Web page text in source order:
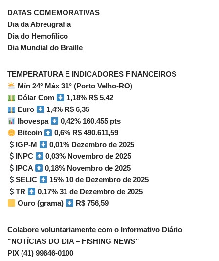
DATAS COMEMORATIVAS
Dia da Abreugrafia
Dia do Hemofílico
Dia Mundial do Braille
TEMPERATURA E INDICADORES FINANCEIROS
Mín 24° Máx 31° (Porto Velho-RO)
Dólar Com
1,18% R$ 5,42
Euro
1,4% R$ 6,35
Ibovespa
0,42% 160.455 pts
Bitcoin
0,6% R$ 490.611,59
IGP-M
0,01% Dezembro de 2025
INPC
0,03% Novembro de 2025
IPCA
0,18% Novembro de 2025
SELIC
15% 10 de Dezembro de 2025
TR
0,17% 31 de Dezembro de 2025
Ouro (grama)
R$ 756,59
Colabore voluntariamente com o Informativo Diário
“NOTÍCIAS DO DIA – FISHING NEWS”
PIX (41) 99646-0100